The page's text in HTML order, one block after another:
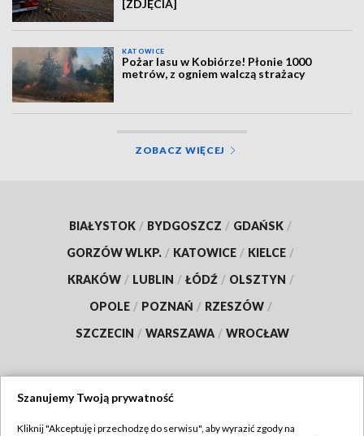
[ZDJĘCIA]
KATOWICE
Pożar lasu w Kobiórze! Płonie 1000
metrów, z ogniem walczą strażacy
ZOBACZ WIĘCEJ
BIAŁYSTOK / BYDGOSZCZ / GDAŃSK /
GORZÓW WLKP. / KATOWICE / KIELCE /
KRAKÓW / LUBLIN / ŁÓDŹ / OLSZTYN /
OPOLE / POZNAŃ / RZESZÓW /
SZCZECIN / WARSZAWA / WROCŁAW
Szanujemy Twoją prywatność
Kliknij "Akceptuję i przechodzę do serwisu", aby wyrazić zgody na